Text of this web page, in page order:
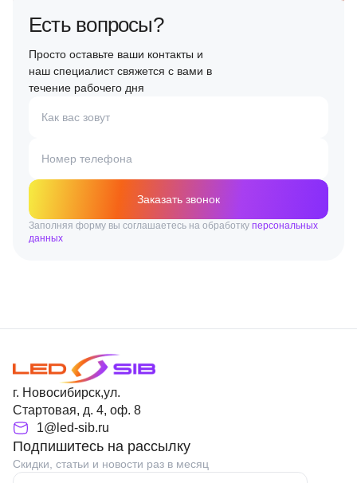
Есть вопросы?
Просто оставьте ваши контакты и
наш специалист свяжется с вами в
течение рабочего дня
Как вас зовут
Номер телефона
Заказать звонок
Заполняя форму вы соглашаетесь на обработку персональных
данных
г. Новосибирск,ул.
Стартовая, д. 4, оф. 8
1@led-sib.ru
Подпишитесь на рассылку
Скидки, статьи и новости раз в месяц